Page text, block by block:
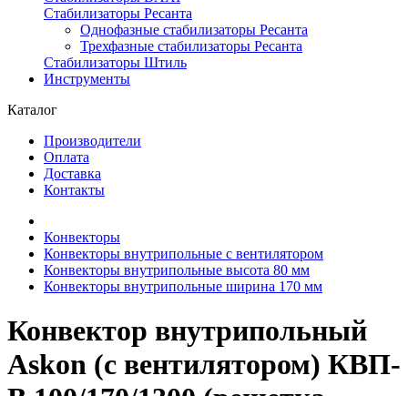
Стабилизаторы Ресанта
Однофазные стабилизаторы Ресанта
Трехфазные стабилизаторы Ресанта
Стабилизаторы Штиль
Инструменты
Каталог
Производители
Оплата
Доставка
Контакты
Конвекторы
Конвекторы внутрипольные с вентилятором
Конвекторы внутрипольные высота 80 мм
Конвекторы внутрипольные ширина 170 мм
Конвектор внутрипольный
Askon (с вентилятором) КВП-